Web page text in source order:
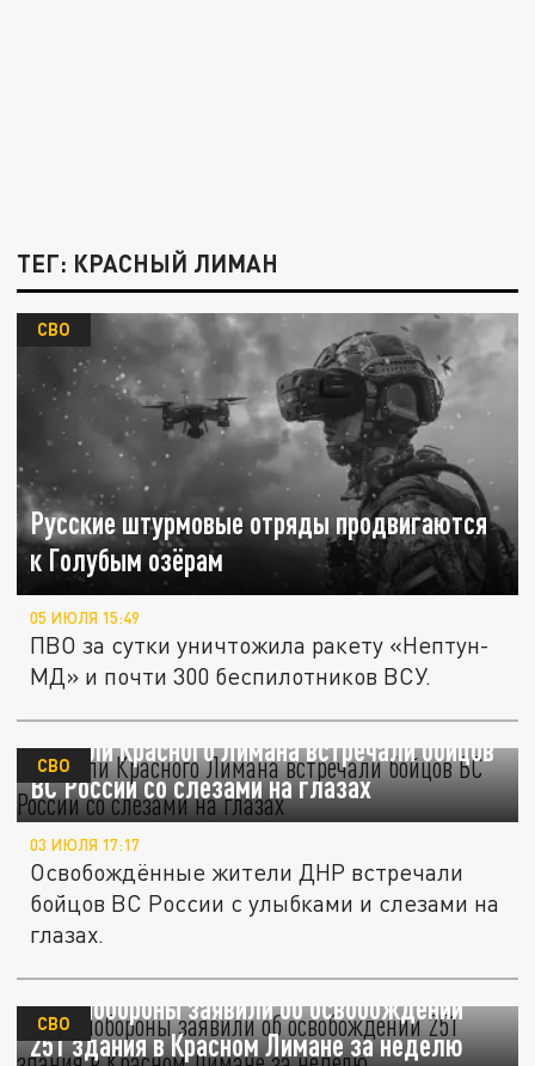
ТЕГ: КРАСНЫЙ ЛИМАН
Русские штурмовые отряды продвигаются
к Голубым озёрам
СВО
05 ИЮЛЯ 15:49
ПВО за сутки уничтожила ракету «Нептун-
МД» и почти 300 беспилотников ВСУ.
Жители Красного Лимана встречали бойцов
ВС России со слезами на глазах
СВО
03 ИЮЛЯ 17:17
Освобождённые жители ДНР встречали
бойцов ВС России с улыбками и слезами на
глазах.
В Минобороны заявили об освобождении
251 здания в Красном Лимане за неделю
СВО